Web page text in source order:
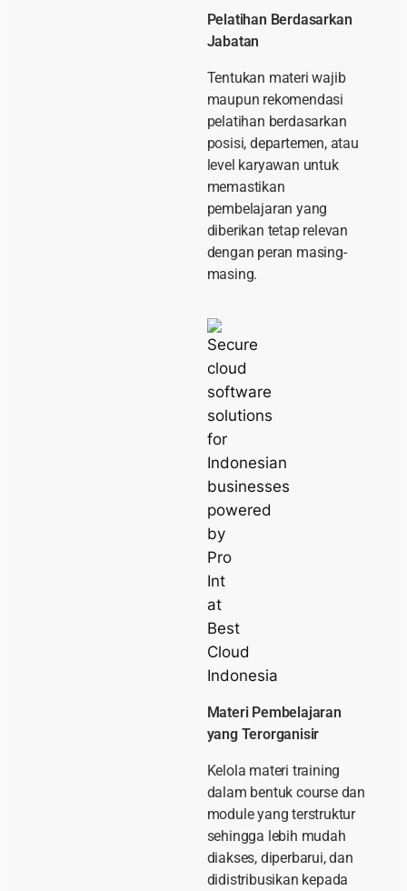
Pelatihan Berdasarkan
Jabatan
Tentukan materi wajib
maupun rekomendasi
pelatihan berdasarkan
posisi, departemen, atau
level karyawan untuk
memastikan
pembelajaran yang
diberikan tetap relevan
dengan peran masing-
masing.
Materi Pembelajaran
yang Terorganisir
Kelola materi training
dalam bentuk course dan
module yang terstruktur
sehingga lebih mudah
diakses, diperbarui, dan
didistribusikan kepada